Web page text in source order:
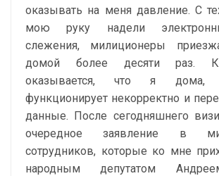
оказывать на меня давление. С
мою руку надели
слежения, милиционеры
домой более десяти раз.
оказывается, что я дома,
функционирует некорректно и
данные. После сегодняшнего
очередное заявление в
сотрудников, которые ко мне
народным депутатом